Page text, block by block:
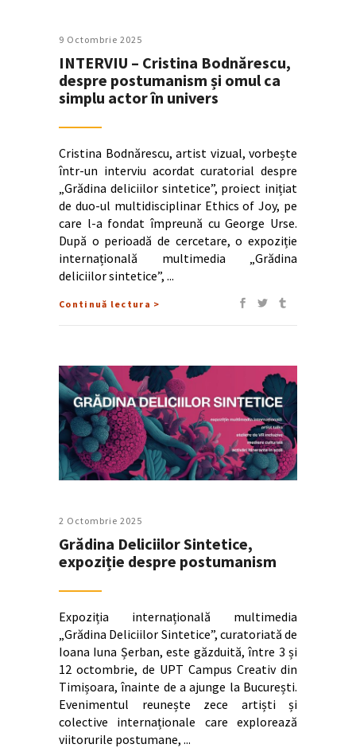
9 Octombrie 2025
INTERVIU – Cristina Bodnărescu,
despre postumanism și omul ca
simplu actor în univers
Cristina Bodnărescu, artist vizual, vorbește
într-un interviu acordat curatorial despre
„Grădina deliciilor sintetice”, proiect inițiat
de duo-ul multidisciplinar Ethics of Joy, pe
care l-a fondat împreună cu George Urse.
După o perioadă de cercetare, o expoziție
internațională multimedia „Grădina
deliciilor sintetice”,
Continuă lectura >
2 Octombrie 2025
Grădina Deliciilor Sintetice,
expoziție despre postumanism
Expoziția internațională multimedia
„Grădina Deliciilor Sintetice”, curatoriată de
Ioana Iuna Șerban, este găzduită, între 3 și
12 octombrie, de UPT Campus Creativ din
Timișoara, înainte de a ajunge la București.
Evenimentul reunește zece artiști și
colective internaționale care explorează
viitorurile postumane,